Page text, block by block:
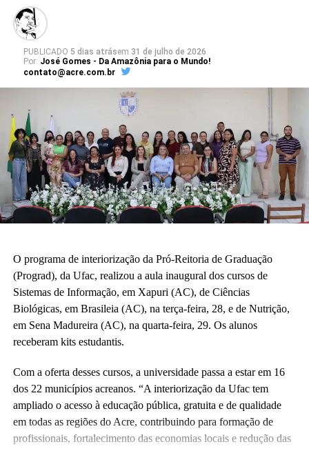
Leia Mais: UFAC
PUBLICADO 5 dias atrásem 31 de julho de 2026
Por: José Gomes - Da Amazônia para o Mundo!
contato@acre.com.br
O programa de interiorização da Pró-Reitoria de Graduação
(Prograd), da Ufac, realizou a aula inaugural dos cursos de
Sistemas de Informação, em Xapuri (AC), de Ciências
Biológicas, em Brasileia (AC), na terça-feira, 28, e de Nutrição,
em Sena Madureira (AC), na quarta-feira, 29. Os alunos
receberam kits estudantis.
Com a oferta desses cursos, a universidade passa a estar em 16
dos 22 municípios acreanos. “A interiorização da Ufac tem
ampliado o acesso à educação pública, gratuita e de qualidade
em todas as regiões do Acre, contribuindo para formação de
profissionais, fortalecimento das economias locais e redução das